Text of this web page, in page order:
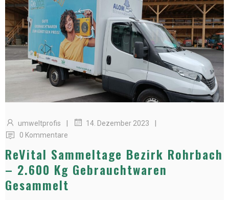
umweltprofis | 14. Dezember 2023 |
0 Kommentare
ReVital Sammeltage Bezirk Rohrbach
– 2.600 Kg Gebrauchtwaren
Gesammelt